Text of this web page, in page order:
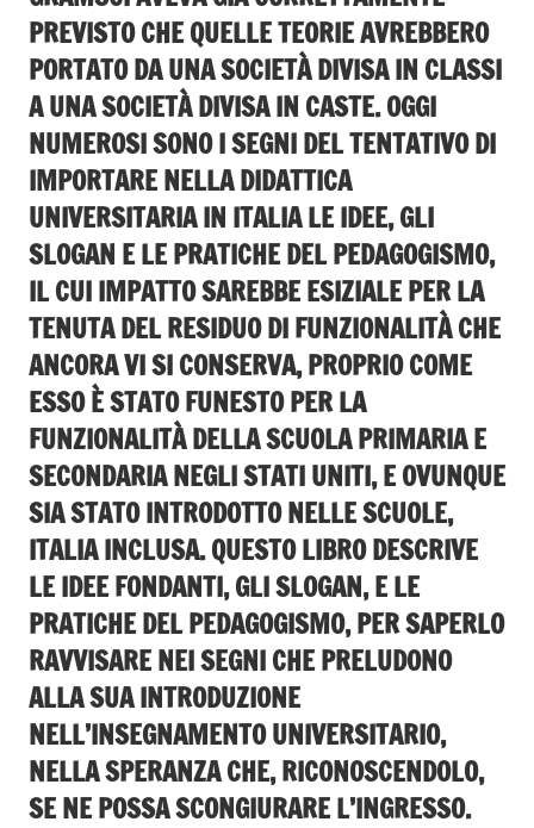
PREVISTO CHE QUELLE TEORIE AVREBBERO
PORTATO DA UNA SOCIETÀ DIVISA IN CLASSI
A UNA SOCIETÀ DIVISA IN CASTE. OGGI
NUMEROSI SONO I SEGNI DEL TENTATIVO DI
IMPORTARE NELLA DIDATTICA
UNIVERSITARIA IN ITALIA LE IDEE, GLI
SLOGAN E LE PRATICHE DEL PEDAGOGISMO,
IL CUI IMPATTO SAREBBE ESIZIALE PER LA
TENUTA DEL RESIDUO DI FUNZIONALITÀ CHE
ANCORA VI SI CONSERVA, PROPRIO COME
ESSO È STATO FUNESTO PER LA
FUNZIONALITÀ DELLA SCUOLA PRIMARIA E
SECONDARIA NEGLI STATI UNITI, E OVUNQUE
SIA STATO INTRODOTTO NELLE SCUOLE,
ITALIA INCLUSA. QUESTO LIBRO DESCRIVE
LE IDEE FONDANTI, GLI SLOGAN, E LE
PRATICHE DEL PEDAGOGISMO, PER SAPERLO
RAVVISARE NEI SEGNI CHE PRELUDONO
ALLA SUA INTRODUZIONE
NELL’INSEGNAMENTO UNIVERSITARIO,
NELLA SPERANZA CHE, RICONOSCENDOLO,
SE NE POSSA SCONGIURARE L’INGRESSO.